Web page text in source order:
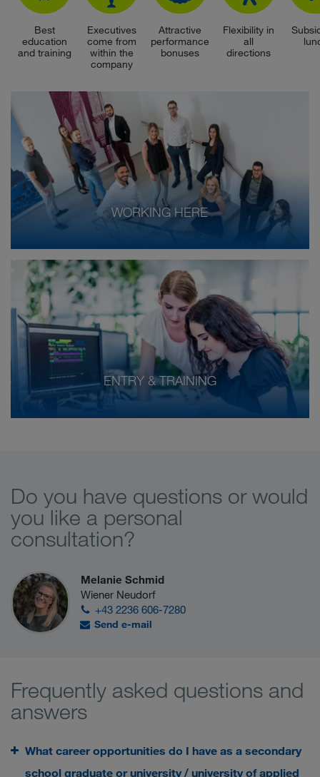
Best
education
and training
Executives
come from
within the
company
Attractive
performance
bonuses
Flexibility in
all
directions
WORKING HERE
ENTRY & TRAINING
Do you have questions or would
you like a personal
consultation?
Melanie Schmid
Wiener Neudorf
+43 2236 606-7280
Send e-mail
Frequently asked questions and
answers
What career opportunities do I have as a secondary
school graduate or university / university of applied